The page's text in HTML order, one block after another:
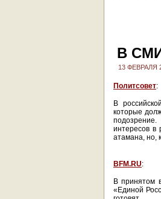
В
13 ФЕВРАЛЯ
Политсовет:
В
которые
интересов в
атамана, но,
BFM.RU:
В принятом
«Единой